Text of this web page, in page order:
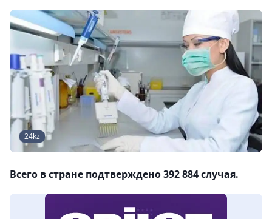
24kz
Всего в стране подтверждено 392 884 случая.